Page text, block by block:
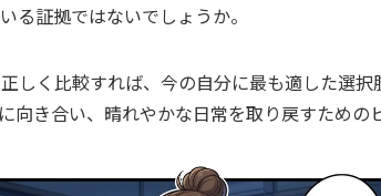
る証拠ではないでしょうか。
しく比較すれば、今の自分に最も適した選
向き合い、晴れやかな日常を取り戻すための